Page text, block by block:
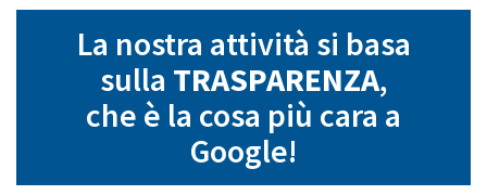
La nostra attività si basa
sulla TRASPARENZA,
che è la cosa più cara a
Google!